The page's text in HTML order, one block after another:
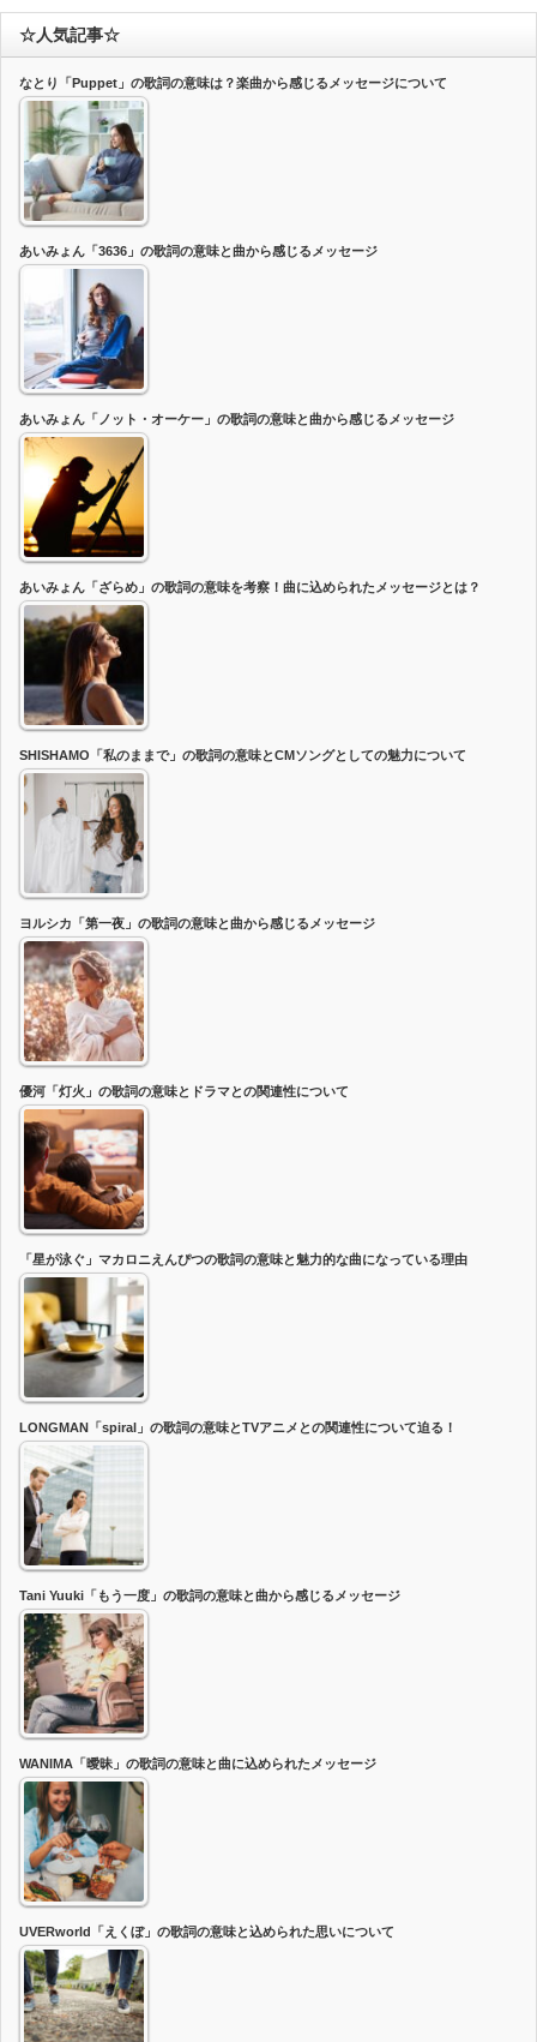
☆人気記事☆
なとり「Puppet」の歌詞の意味は？楽曲から感じるメッセージについて
あいみょん「3636」の歌詞の意味と曲から感じるメッセージ
あいみょん「ノット・オーケー」の歌詞の意味と曲から感じるメッセージ
あいみょん「ざらめ」の歌詞の意味を考察！曲に込められたメッセージとは？
SHISHAMO「私のままで」の歌詞の意味とCMソングとしての魅力について
ヨルシカ「第一夜」の歌詞の意味と曲から感じるメッセージ
優河「灯火」の歌詞の意味とドラマとの関連性について
「星が泳ぐ」マカロニえんぴつの歌詞の意味と魅力的な曲になっている理由
LONGMAN「spiral」の歌詞の意味とTVアニメとの関連性について迫る！
Tani Yuuki「もう一度」の歌詞の意味と曲から感じるメッセージ
WANIMA「曖昧」の歌詞の意味と曲に込められたメッセージ
UVERworld「えくぼ」の歌詞の意味と込められた思いについて